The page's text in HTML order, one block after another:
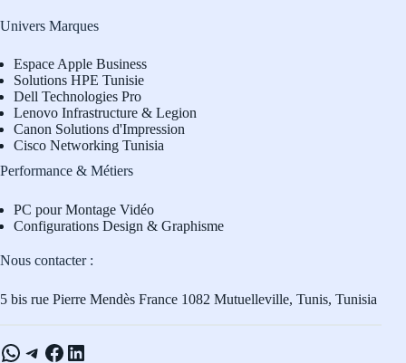
Univers Marques
Espace Apple Business
Solutions HPE Tunisie
Dell Technologies Pro
Lenovo Infrastructure & Legion
Canon Solutions d'Impression
Cisco Networking Tunisia
Performance & Métiers
PC pour Montage Vidéo
Configurations Design & Graphisme
Nous contacter :
5 bis rue Pierre Mendès France 1082 Mutuelleville, Tunis, Tunisia
WhatsApp
Telegram
Facebook
LinkedIn